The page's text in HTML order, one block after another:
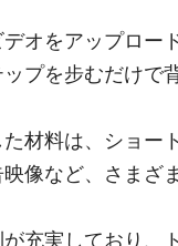
オをアップロー
プを步むだけで
材料は、ショー
像など、さまざ
充実しており、